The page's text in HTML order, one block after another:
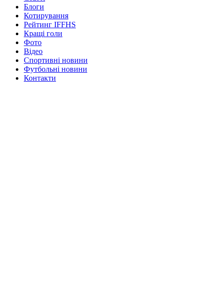
Блоги
Котирування
Рейтинг IFFHS
Кращі голи
Фото
Відео
Спортивні новини
Футбольні новини
Контакти